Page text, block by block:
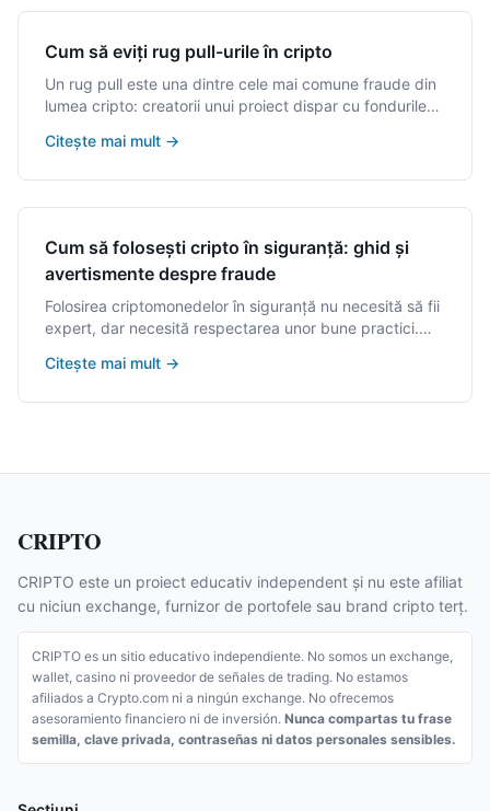
Cum să eviți rug pull-urile în cripto
Un rug pull este una dintre cele mai comune fraude din
lumea cripto: creatorii unui proiect dispar cu fondurile
pentru a te proteja.
Citește mai mult →
Cum să folosești cripto în siguranță: ghid și
avertismente despre fraude
Folosirea criptomonedelor în siguranță nu necesită să fii
expert, dar necesită respectarea unor bune practici.
tehnice ale blockchain-ului, ci erorilor utilizatorilor sau
Citește mai mult →
CRIPTO
CRIPTO este un proiect educativ independent și nu este afiliat
cu niciun exchange, furnizor de portofele sau brand cripto terț.
CRIPTO es un sitio educativo independiente. No somos un exchange,
wallet, casino ni proveedor de señales de trading. No estamos
afiliados a Crypto.com ni a ningún exchange. No ofrecemos
asesoramiento financiero ni de inversión. Nunca compartas tu frase
semilla, clave privada, contraseñas ni datos personales sensibles.